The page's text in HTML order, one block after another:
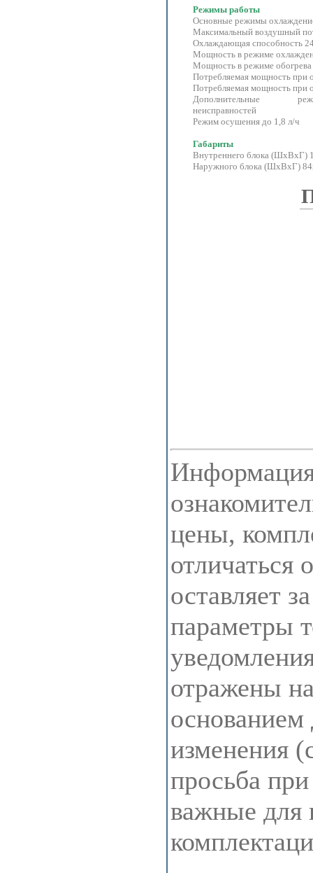
Режимы работы
Основные режимы
Максимальный воздушный
Охлаждающая способность
Мощность в режиме
Мощность в режиме
Потребляемая мощность
Потребляемая мощность
Дополнительные
неисправностей
Режим осушения до 1,8 л/ч
Габариты
Внутреннего блока
Наружного блока (ШxВxГ)
Информация
цены,
отличаться
оставляет
параметры
отражены
основанием
изменения
просьба
важные для